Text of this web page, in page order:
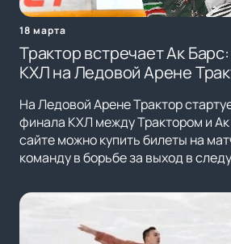
18 марта
Трактор встречает Ак
КХЛ на Ледовой Арене
На Ледовой Арене Трактор
финала КХЛ между Трактором и
сайте можно купить билеты на
команду в борьбе за выход в